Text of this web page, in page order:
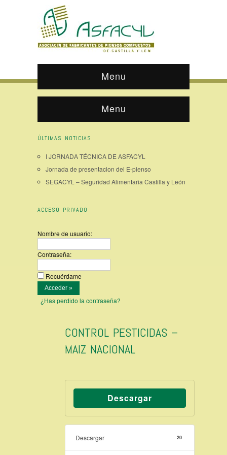
Menu
Menu
ÚLTIMAS NOTICIAS
I JORNADA TÉCNICA DE ASFACYL
Jornada de presentacion del E-pienso
SEGACYL – Seguridad Alimentaria Castilla y León
ACCESO PRIVADO
Nombre de usuario:
Contraseña:
Recuérdame
¿Has perdido la contraseña?
CONTROL PESTICIDAS –
MAIZ NACIONAL
Descargar
Descargar 20